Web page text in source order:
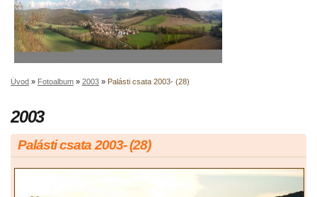
Úvod » Fotoalbum » 2003 » Palásti csata 2003- (28)
2003
Palásti csata 2003- (28)